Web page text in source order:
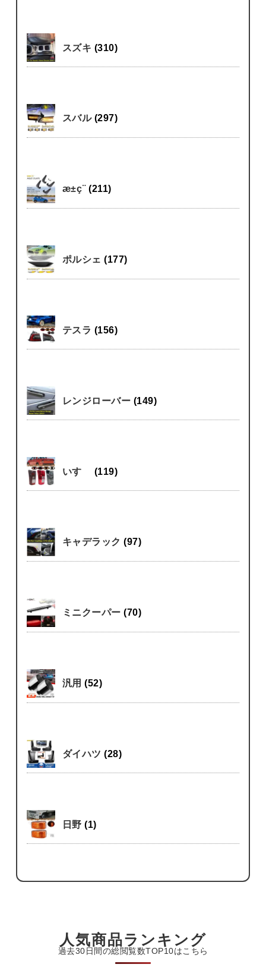
スズキ (310)
スバル (297)
æ±ç¨(211)
ポルシェ(177)
テスラ (156)
レンジローバー (149)
いすゞ (119)
キャデラック(97)
ミニクーパー(70)
汎用(52)
ダイハツ(28)
日野(1)
人気商品ランキング
過去30日間の総閲覧数TOP10はこちら